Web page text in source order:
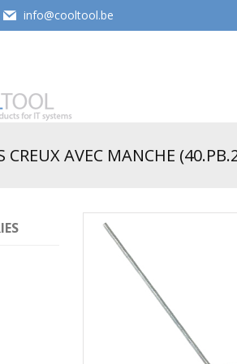
info@cooltool.be
CREUX AVEC MANCHE